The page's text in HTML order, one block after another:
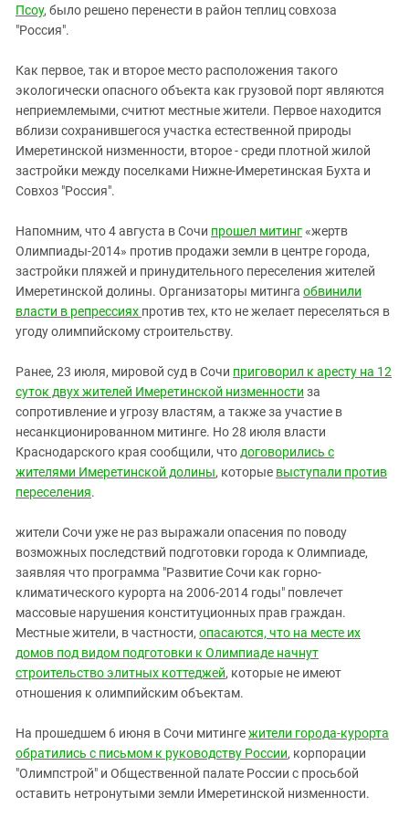
Псоу, было решено перенести в район теплиц совхоза
"Россия".
Как первое, так и второе место расположения такого
экологически опасного объекта как грузовой порт являются
неприемлемыми, считют местные жители. Первое находится
вблизи сохранившегося участка естественной природы
Имеретинской низменности, второе - среди плотной жилой
застройки между поселками Нижне-Имеретинская Бухта и
Совхоз "Россия".
Напомним, что 4 августа в Сочи прошел митинг«жертв
Олимпиады-2014» против продажи земли в центре города,
застройки пляжей и принудительного переселения жителей
Имеретинской долины. Организаторы митинга обвинили
власти в репрессиях против тех, кто не желает переселяться в
угоду олимпийскому строительству.
Ранее, 23 июля, мировой суд в Сочи приговорил к аресту на 12
суток двух жителей Имеретинской низменности за
сопротивление и угрозу властям, а также за участие в
несанкционированном митинге. Но 28 июля власти
Краснодарского края сообщили, что договорились с
жителями Имеретинской долины, которые выступали против
переселения.
жители Сочи уже не раз выражали опасения по поводу
возможных последствий подготовки города к Олимпиаде,
заявляя что программа "Развитие Сочи как горно-
климатического курорта на 2006-2014 годы" повлечет
массовые нарушения конституционных прав граждан.
Местные жители, в частности, опасаются, что на месте их
домов под видом подготовки к Олимпиаде начнут
строительство элитных коттеджей, которые не имеют
отношения к олимпийским объектам.
На прошедшем 6 июня в Сочи митингежители города-курорта
обратились с письмом к руководству России, корпорации
"Олимпстрой" и Общественной палате России с просьбой
оставить нетронутыми земли Имеретинской низменности.